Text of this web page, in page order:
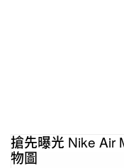
搶先曝光 Nike Air
物圖